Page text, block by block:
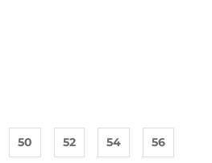
50 52 54 56